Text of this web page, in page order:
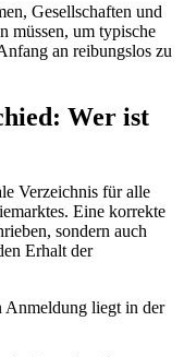
Gesellschaften und
müssen, um typische
an reibungslos zu
Wer ist
Verzeichnis für alle
Eine korrekte
sondern auch
Erhalt der
Anmeldung liegt in der